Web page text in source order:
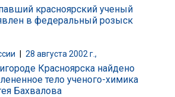
красноярский ученый
в федеральный розыск
28 августа 2002 г.,
Красноярска найдено
тело ученого-химика
Бахвалова